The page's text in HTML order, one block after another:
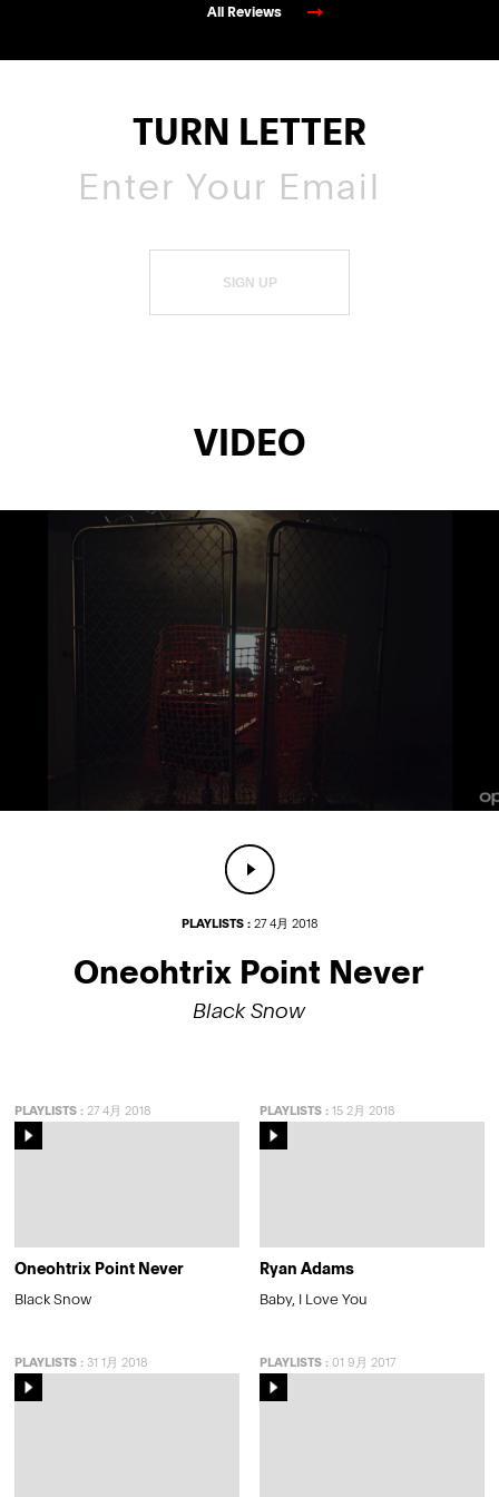
All Reviews
TURN LETTER
SIGN UP
VIDEO
PLAYLISTS :27 4月 2018
Oneohtrix Point Never
Black Snow
PLAYLISTS : 27 4月 2018
Oneohtrix Point Never
Black Snow
PLAYLISTS:15 2月 2018
Ryan Adams
Baby, I Love You
PLAYLISTS : 31 1月 2018 PLAYLISTS:01 9月 2017